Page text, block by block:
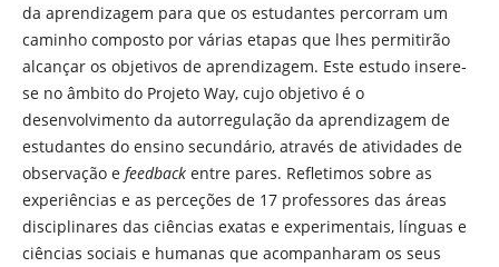
da aprendizagem para que os estudantes percorram um
caminho composto por várias etapas que lhes permitirão
alcançar os objetivos de aprendizagem. Este estudo insere-
se no âmbito do Projeto Way, cujo objetivo é o
desenvolvimento da autorregulação da aprendizagem de
estudantes do ensino secundário, através de atividades de
observação e feedbackentre pares. Refletimos sobre as
experiências e as perceções de 17 professores das áreas
disciplinares das ciências exatas e experimentais, línguas e
ciências sociais e humanas que acompanharam os seus